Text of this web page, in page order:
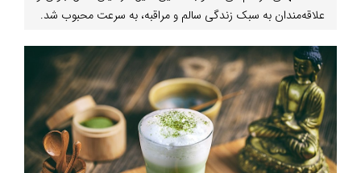
علاقه‌مندان به سبک زندگی سالم و مراقبه، به سرعت محبوب شد.